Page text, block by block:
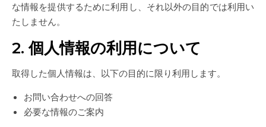
な情報を提供するために利用し、それ以外の目的では利用い
たしません。
2. 個人情報の利用について
取得した個人情報は、以下の目的に限り利用します。
お問い合わせへの回答
必要な情報のご案内